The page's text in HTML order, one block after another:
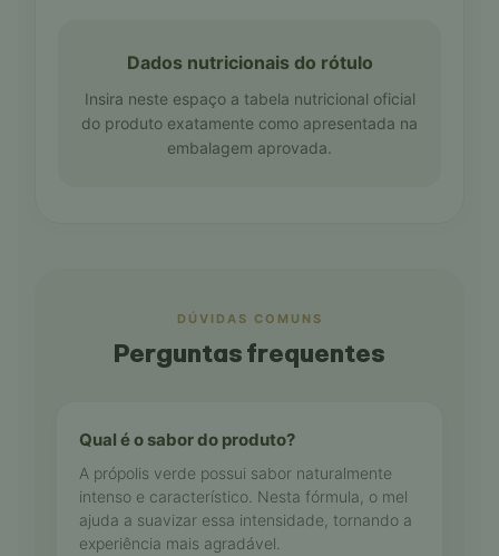
Dados nutricionais do rótulo
Insira neste espaço a tabela nutricional oficial
do produto exatamente como apresentada na
embalagem aprovada.
DÚVIDAS COMUNS
Perguntas frequentes
Qual é o sabor do produto?
A própolis verde possui sabor naturalmente
intenso e característico. Nesta fórmula, o mel
ajuda a suavizar essa intensidade, tornando a
experiência mais agradável.